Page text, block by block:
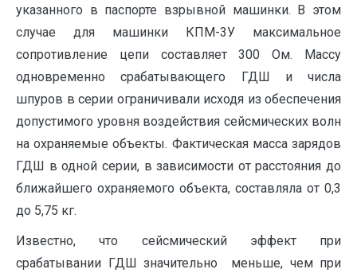
указанного в паспорте взрывной машинки. В этом
случае для машинки КПМ-3У максимальное
сопротивление цепи составляет 300 Ом. Массу
одновременно срабатывающего ГДШ и числа
шпуров в серии ограничивали исходя из обеспечения
допустимого уровня воздействия сейсмических волн
на охраняемые объекты. Фактическая масса зарядов
ГДШ в одной серии, в зависимости от расстояния до
ближайшего охраняемого объекта, составляла от 0,3
до 5,75 кг.
Известно, что сейсмический эффект при
срабатывании ГДШ значительно меньше, чем при